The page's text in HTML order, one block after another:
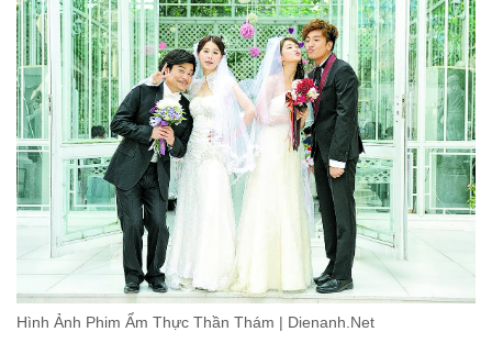
Hình Ảnh Phim Ẩm Thực Thần Thám | Dienanh.Net